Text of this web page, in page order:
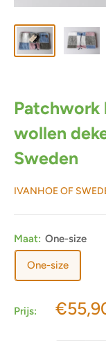
Patchwork
wollen
Sweden
IVANHOE OF
Maat: One-size
One-size
Prijs: